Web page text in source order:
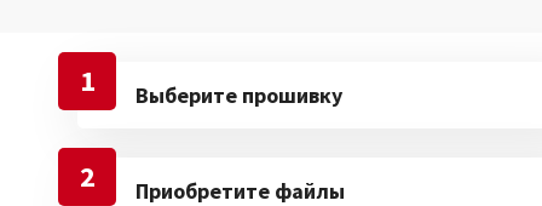
1 Выберите прошивку
2 Приобретите файлы